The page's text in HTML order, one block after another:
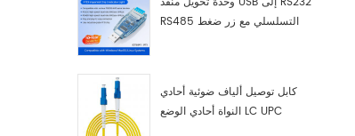
RS485 التسلسلي مع زر ضغط
كابل توصيل ألياف ضوئية أحادي
النواة أحادي الوضع LC UPC